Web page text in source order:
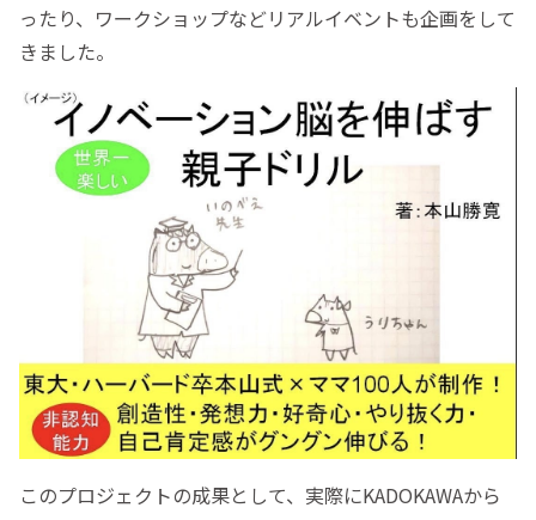
ったり、ワークショップなどリアルイベントも企画をして
きました。
このプロジェクトの成果として、実際にKADOKAWAから